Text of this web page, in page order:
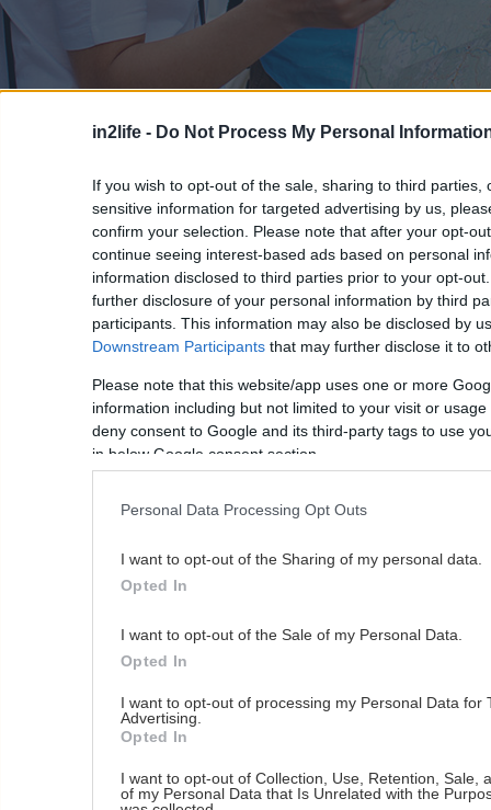
in2life - Do Not Process My Personal
If you wish to opt-out of the sale, sharing to third
sensitive information for targeted advertising by us,
confirm your selection. Please note that after your opt-
continue seeing interest-based ads based on personal
information disclosed to third parties prior to your opt-
further disclosure of your personal information by third
participants. This information may also be disclosed by
Downstream Participants that may further disclose it to
Please note that this website/app uses one or more
information including but not limited to your visit or
deny consent to Google and its third-party tags to use
in below Google consent section.
Personal Data Processing Opt Outs
I want to opt-out of the Sharing of my personal data.
Opted In
I want to opt-out of the Sale of my Personal Data.
Opted In
I want to opt-out of processing my Personal Data for
Advertising.
Opted In
I want to opt-out of Collection, Use, Retention, Sale,
of my Personal Data that Is Unrelated with the